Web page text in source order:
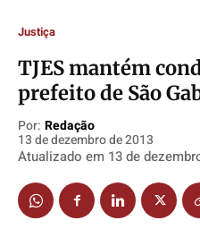
Política
Socioeconômicas
TV Século
Justiça
Educação
Política
Socioeconômicas
TV Século
Justiça
Educação
Política
Socioeconômicas
TV Século
Justiça
Educação
Política
Socioeconômicas
TV Século
Justiça
Educação
Justiça
TJES mantém
prefeito de São
Por: Redação
13 de dezembro de 2013
Atualizado em 13 de